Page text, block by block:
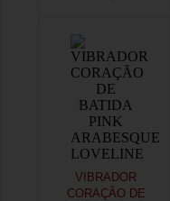
VIBRADOR
CORAÇÃO DE